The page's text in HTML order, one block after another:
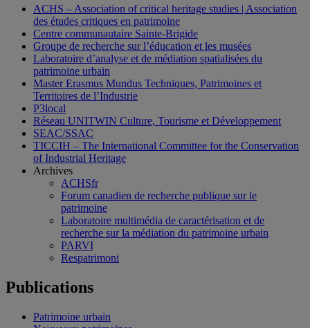
ACHS – Association of critical heritage studies | Association
des études critiques en patrimoine
Centre communautaire Sainte-Brigide
Groupe de recherche sur l’éducation et les musées
Laboratoire d’analyse et de médiation spatialisées du
patrimoine urbain
Master Erasmus Mundus Techniques, Patrimoines et
Territoires de l’Industrie
P3local
Réseau UNITWIN Culture, Tourisme et Développement
SEAC/SSAC
TICCIH – The International Committee for the Conservation
of Industrial Heritage
Archives
ACHSfr
Forum canadien de recherche publique sur le
patrimoine
Laboratoire multimédia de caractérisation et de
recherche sur la médiation du patrimoine urbain
PARVI
Respatrimoni
Publications
Patrimoine urbain